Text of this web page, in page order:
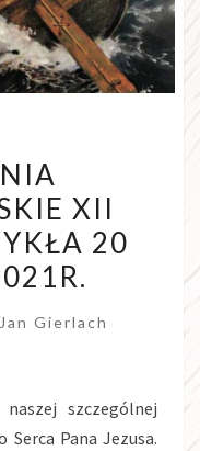
XII
20
Jan Gierlach
szczególnej
Pana Jezusa.